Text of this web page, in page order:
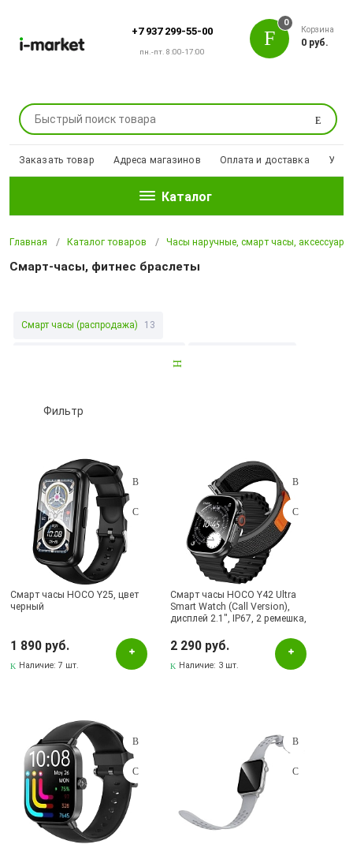
+7 937 299-55-00
пн.-пт. 8:00-17:00
Поиск
0
Корзина
0 руб.
Заказать товар Адреса магазинов Оплата и доставка
Каталог
Главная Каталог товаров Часы наручные, смарт часы, аксессуары
Смарт-часы, фитнес браслеты
Смарт часы (распродажа) 13
Фильтр
Подбор параметров
Розничная цена
Cеребристый
Красный
Розовый
Серебристый
Серый
Синий
Смарт часы HOCO Y25, цвет
черный
1 890 руб.
Наличие:7 шт.
Смарт часы HOCO Y42 Ultra
Smart Watch (Call Version),
дисплей 2.1", IP67, 2 ремешка,
2 290 руб.
Наличие: 3 шт.